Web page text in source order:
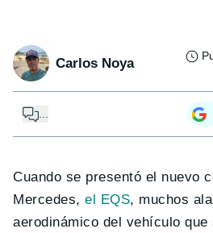
Carlos Noya
...
Cuando se presentó el nuevo
Mercedes,el EQS, muchos
aerodinámico del vehículo